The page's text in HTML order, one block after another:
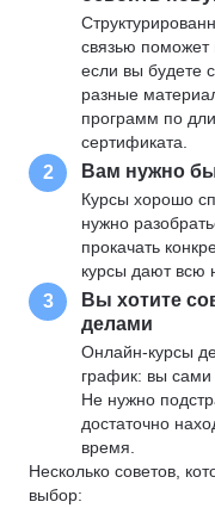
связью поможет
если вы будете
разные
программ по
сертификата.
2 Вам нужно
Курсы хорошо
нужно
прокачать
курсы дают всю
3
Вы хотите
делами
Онлайн-курсы
график: вы сами
Не нужно
достаточно
время.
Несколько советов,
выбор: